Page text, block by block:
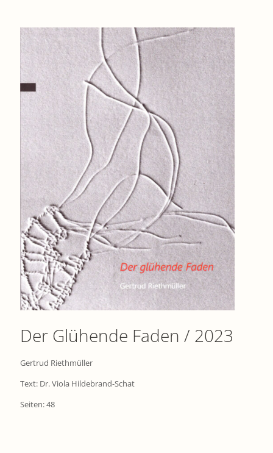
Der Glühende Faden / 2023
Gertrud Riethmüller
Text: Dr. Viola Hildebrand-Schat
Seiten: 48